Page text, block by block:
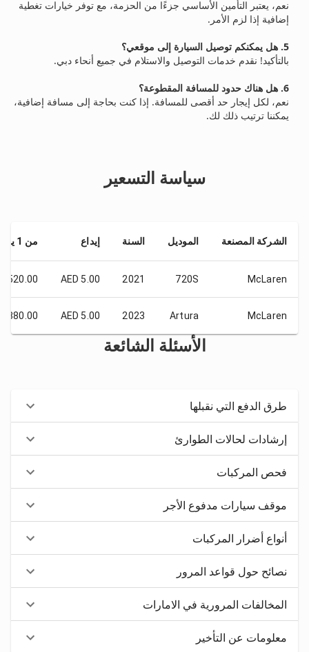
نعم، يعتبر التأمين الأساسي جزءًا من الحزمة، مع توفر خيارات تغطية
إضافية إذا لزم الأمر.
5. هل يمكنكم توصيل السيارة إلى موقعي؟
بالتأكيد! نقدم خدمات التوصيل والاستلام في جميع أنحاء دبي.
6. هل هناك حدود للمسافة المقطوعة؟
نعم، لكل إيجار حد أقصى للمسافة. إذا كنت بحاجة إلى مسافة إضافية،
يمكننا ترتيب ذلك لك.
سياسة التسعير
الشركة المصنعة الموديل السنة إيداع من 1 يوم
McLaren
720S
2021
AED 5.00
2520.00
McLaren
Artura
2023
AED 5.00
2880.00
الأسئلة الشائعة
طرق الدفع التي نقبلها
إرشادات لحالات الطوارئ
فحص المركبات
موقف سيارات مدفوع الأجر
أنواع أضرار المركبات
نصائح حول قواعد المرور
المخالفات المرورية في الامارات
معلومات عن التأخير